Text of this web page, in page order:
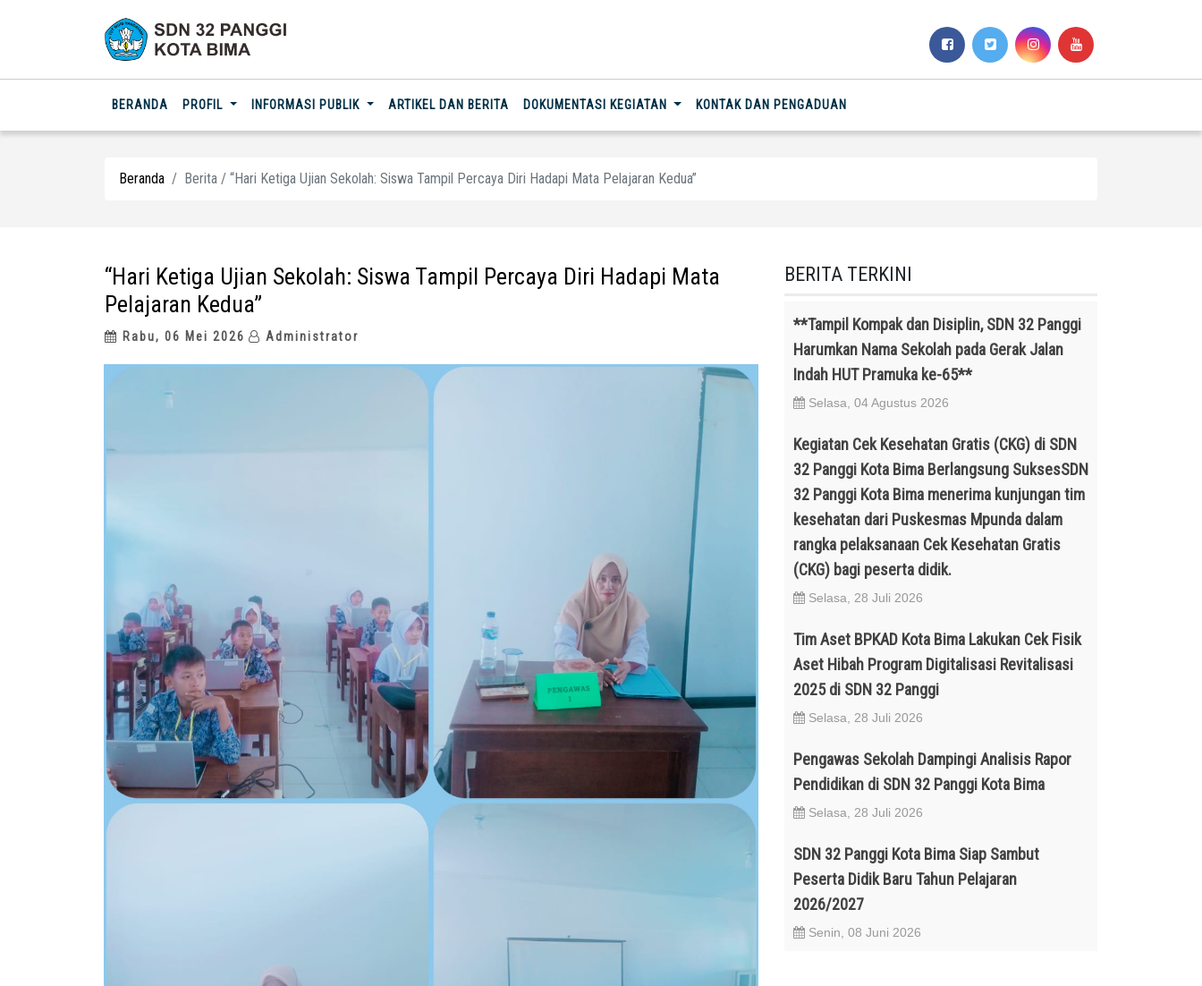
BERANDA (CURRENT)
PROFIL INFORMASI PUBLIK ARTIKEL DAN BERITA DOKUMENTASI KEGIATAN KONTAK DAN PENGADUAN
Beranda Berita / “Hari Ketiga Ujian Sekolah: Siswa Tampil Percaya Diri Hadapi Mata Pelajaran Kedua”
“Hari Ketiga Ujian Sekolah: Siswa Tampil Percaya Diri Hadapi Mata
Pelajaran Kedua”
Rabu, 06 Mei 2026 Administrator
BERITA TERKINI
**Tampil Kompak dan Disiplin, SDN 32 Panggi
Harumkan Nama Sekolah pada Gerak Jalan
Indah HUT Pramuka ke-65**
Selasa, 04 Agustus 2026
Kegiatan Cek Kesehatan Gratis (CKG) di SDN
32 Panggi Kota Bima Berlangsung SuksesSDN
32 Panggi Kota Bima menerima kunjungan tim
kesehatan dari Puskesmas Mpunda dalam
rangka pelaksanaan Cek Kesehatan Gratis
(CKG) bagi peserta didik.
Selasa, 28 Juli 2026
Tim Aset BPKAD Kota Bima Lakukan Cek Fisik
Aset Hibah Program Digitalisasi Revitalisasi
2025 di SDN 32 Panggi
Selasa, 28 Juli 2026
Pengawas Sekolah Dampingi Analisis Rapor
Pendidikan di SDN 32 Panggi Kota Bima
Selasa, 28 Juli 2026
SDN 32 Panggi Kota Bima Siap Sambut
Peserta Didik Baru Tahun Pelajaran
2026/2027
Senin, 08 Juni 2026